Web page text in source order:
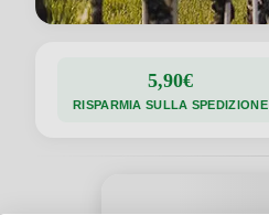
5,90€
RISPARMIA SULLA SPEDIZIONE